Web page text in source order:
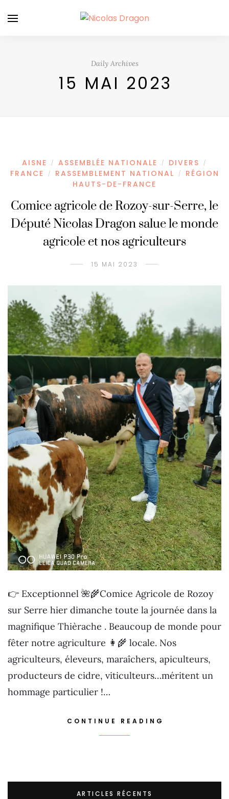
Daily Archives
15 MAI 2023
AISNE / ASSEMBLÉE NATIONALE / DIVERS /
FRANCE / RASSEMBLEMENT NATIONAL /
RÉGION
HAUTS-DE-FRANCE
Comice agricole de Rozoy-sur-Serre, le
Député Nicolas Dragon salue le monde
agricole et nos agriculteurs
15 MAI 2023
👉 Exceptionnel 🌺🌾Comice Agricole de Rozoy
sur Serre hier dimanche toute la journée dans la
magnifique Thièrache . Beaucoup de monde pour
fêter notre agriculture 👩‍🌾 locale. Nos
agriculteurs, éleveurs, maraîchers, apiculteurs,
producteurs de cidre, viticulteurs…méritent un
hommage particulier !…
CONTINUE READING
ARTICLES RÉCENTS